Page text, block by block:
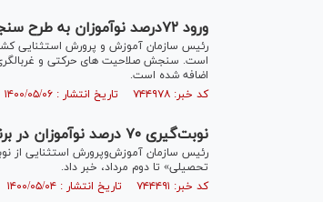
ورود ۷۲درصد نوآموزان به طرح سنجش سلامت تا کنون
است. سنجش صلاحیت های حرکتی و
اضافه شده است.
کد خبر: ۷۴۴۹۷۸ تاریخ انتشار : ۱۴۰۰/۰۵/۰۶
نوبت‌گیری ۷۰ درصد نوآموزان در برنامه «سنجش سلامت جسمانی و آمادگی تحصیلی»
تحصیلی» تا دوم مرداد، خبر داد.
کد خبر: ۷۴۴۴۹۱ تاریخ انتشار : ۱۴۰۰/۰۵/۰۴